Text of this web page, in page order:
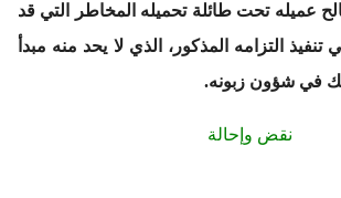
عميله تحت طائلة تحميله المخاطر التي قد
التزامه المذكور، الذي لا يحد منه مبدأ
في شؤون زبونه.
نقض وإحالة